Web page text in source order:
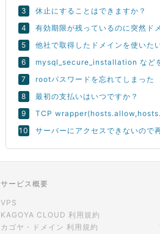
休止にすることはできますか？
有効期限が残っているのに突然ド
他社で取得したドメインを使いた
mysql_secure_installation など
rootパスワードを忘れてしまった
最初の支払いはいつですか？
TCP
サーバーにアクセスできないので
サービス概要
VPS
KAGOYA CLOUD 利用規約
カゴヤ・ドメイン 利用規約